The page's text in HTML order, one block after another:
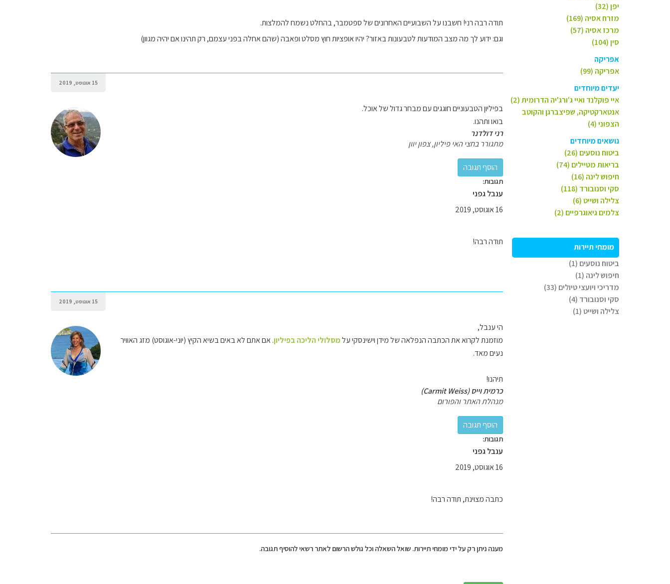
יפן (32)
מזרח אסיה (169)
מרכז אסיה (57)
סין (104)
אפריקה
אפריקה (99)
יעדים מיוחדים
איי פוקלנד ואיי ג'ורג'יה הדרומית (2)
אנטארקטיקה, שפיצברגן והקוטב
הצפוני (4)
נושאים מיוחדים
ביטוח נוסעים (26)
בריאות מטיילים (74)
חיפוש לינה (16)
סקי וסנובורד (118)
צלילה ושייט (6)
צלמים גיאוגרפיים (2)
מומחי תיירות
ביטוח נוסעים (1)
חיפוש לינה (1)
מדריכי ויועצי טיולים (33)
סקי וסנובורד (4)
צלילה ושייט (1)
תודה רבה רני! חשבנו על השבועיים האחרונים של ספטמבר, בהחלט נשמח להמלצות.
וגם: ידוע לך מה מצב המודעות לטבעונות באזור? יהיו אופציות חוץ מסלט ופאבה (שהם אחלה בפני עצמם, רק תהינו אם יהיה מגוון)
15 אוגוסט, 2019
בפיליון הטבעוניים חוגגים עם מבחר גדול של אוכל.
בואו ותהנו.
רני דולדנר
מתגורר בחצי האי פיליון, צפון יוון
תגובות:
ענבל גפני
16 אוגוסט, 2019
תודה רבה!
15 אוגוסט, 2019
הי ענבל,
מוזמנת לקרוא את הכתבה הנפלאה של מידן וישינסקי עלמסלולי הליכה בפיליון. אם אתם לא באים בשיא הקיץ (יוני-אוגוסט) מזג האוויר
נעים מאד.
תיהנו!
כרמית וייס (Carmit Weiss)
מנהלת האתר והפורום
תגובות:
ענבל גפני
16 אוגוסט, 2019
כתבה מצוינת, תודה רבה!
מענה ניתן רק על ידי מומחי תיירות. שואל השאלה וכל גולש הרשום לאתר רשאי להוסיף תגובה.